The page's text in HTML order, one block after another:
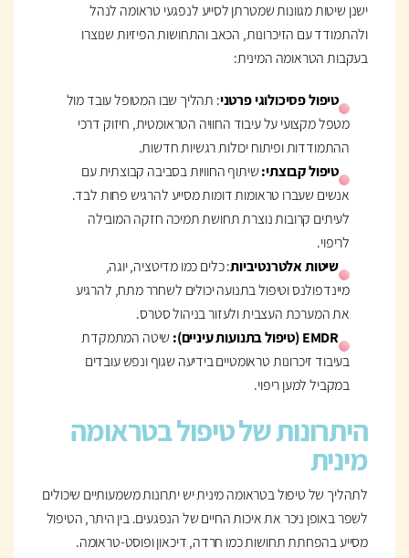
ישנן שיטות מגוונות שמטרתן לסייע לנפגעי טראומה לנהל
ולהתמודד עם הזיכרונות, הכאב והתחושות הפיזיות שנוצרו
בעקבות הטראומה המינית:
טיפול פסיכולוגי פרטני: תהליך שבו המטופל עובד מול
מטפל מקצועי על עיבוד החוויה הטראומטית, חיזוק דרכי
ההתמודדות ופיתוח יכולות רגשיות חדשות.
טיפול קבוצתי:שיתוף החוויות בסביבה קבוצתית עם
אנשים שעברו טראומות דומות מסייע להרגיש פחות לבד.
לעיתים קרובות נוצרת תחושת תמיכה חזקה המובילה
לריפוי.
שיטות אלטרנטיביות: כלים כמו מדיטציה, יוגה,
מיינדפולנס וטיפול בתנועה יכולים לשחרר מתח, להרגיע
את המערכת העצבית ולעזור בניהול סטרס.
EMDR (טיפול בתנועות עיניים):
שיטה המתמקדת
בעיבוד זיכרונות טראומטיים בידיעה שגוף ונפש עובדים
במקביל למען ריפוי.
היתרונות של טיפול בטראומה
מינית
לתהליך של טיפול בטראומה מינית יש יתרונות משמעותיים שיכולים
לשפר באופן ניכר את איכות החיים של הנפגעים. בין היתר, הטיפול
מסייע בהפחתת תחושות כמו חרדה, דיכאון ופוסט-טראומה.